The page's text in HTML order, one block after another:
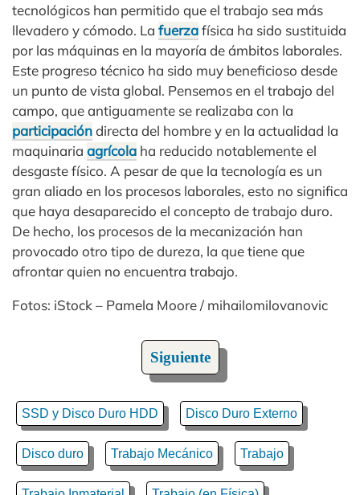
tecnológicos han permitido que el trabajo sea más
llevadero y cómodo. La fuerzafísica ha sido sustituida
por las máquinas en la mayoría de ámbitos laborales.
Este progreso técnico ha sido muy beneficioso desde
un punto de vista global. Pensemos en el trabajo del
campo, que antiguamente se realizaba con la
participacióndirecta del hombre y en la actualidad la
maquinaria agrícola ha reducido notablemente el
desgaste físico. A pesar de que la tecnología es un
gran aliado en los procesos laborales, esto no significa
que haya desaparecido el concepto de trabajo duro.
De hecho, los procesos de la mecanización han
provocado otro tipo de dureza, la que tiene que
afrontar quien no encuentra trabajo.
Fotos: iStock – Pamela Moore / mihailomilovanovic
Siguiente
SSD y Disco Duro HDD Disco Duro Externo
Disco duro Trabajo Mecánico Trabajo